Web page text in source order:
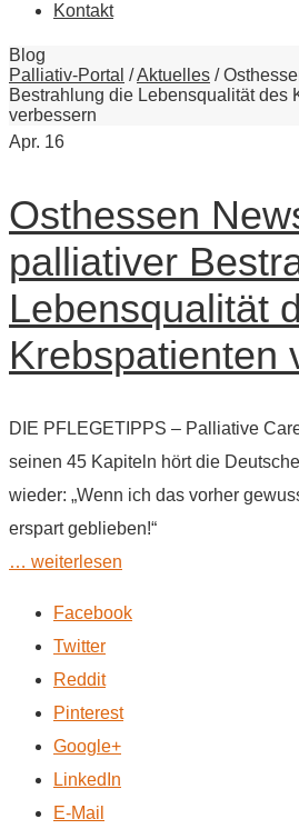
Kontakt
Blog
Palliativ-Portal /Aktuelles /
Bestrahlung die Lebensqualität des
verbessern
Apr. 16
Osthessen
palliativer
Lebensqualität
Krebspatienten
DIE PFLEGETIPPS – Palliative
seinen 45 Kapiteln hört die
wieder: „Wenn ich das vorher
erspart geblieben!“
… weiterlesen
Facebook
Twitter
Reddit
Pinterest
Google+
LinkedIn
E-Mail